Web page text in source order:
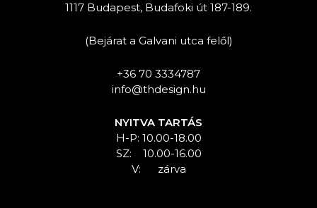
1117 Budapest, Budafoki út 187-189.
(Bejárat a Galvani utca felől)
+36 70 3334787
info@thdesign.hu
NYITVA TARTÁS
H-P: 10.00-18.00
SZ: 10.00-16.00
V: zárva